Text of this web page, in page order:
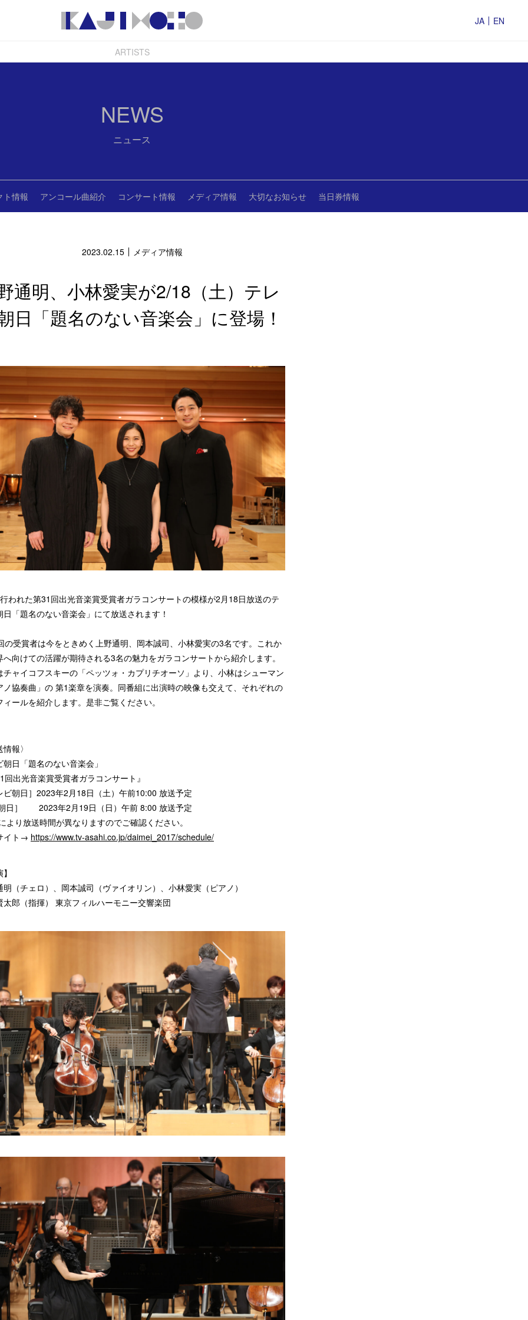
JA EN
ARTISTS
NEWS
ニュース
ト情報 アンコール曲紹介 コンサート情報 メディア情報 大切なお知らせ 当日券情報
2023.02.15 メディア情報
通明、小林愛実が2/18（土）テレ
日「題名のない音楽会」に登場！
われた第31回出光音楽賞受賞者ガラコンサートの模様が2月18日放送のテ
日「題名のない音楽会」にて放送されます！
の受賞者は今をときめく上野通明、岡本誠司、小林愛実の3名です。これか
へ向けての活躍が期待される3名の魅力をガラコンサートから紹介します。
チャイコフスキーの「ペッツォ・カプリチオーソ」より、小林はシューマン
ノ協奏曲」の 第1楽章を演奏。同番組に出演時の映像も交えて、それぞれの
ィールを紹介します。是非ご覧ください。
報〉
朝日「題名のない音楽会」
回出光音楽賞受賞者ガラコンサート』
ビ朝日］2023年2月18日（土）午前10:00 放送予定
日］ 2023年2月19日（日）午前 8:00 放送予定
より放送時間が異なりますのでご確認ください。
イト→ https://www.tv-asahi.co.jp/daimei_2017/schedule/
明（チェロ）、岡本誠司（ヴァイオリン）、小林愛実（ピアノ）
太郎（指揮） 東京フィルハーモニー交響楽団